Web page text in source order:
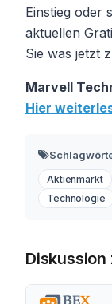
Einstieg oder
aktuellen
Sie was jetzt
Marvell
Hier
Aktienmarkt
Technologie